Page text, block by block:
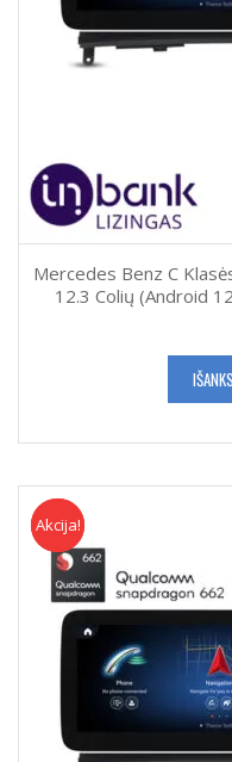
Mercedes Benz C
12.3 Colių (Android
Akcija
Akcija!